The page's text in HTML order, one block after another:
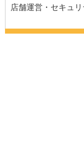
店舗運営・セキュ